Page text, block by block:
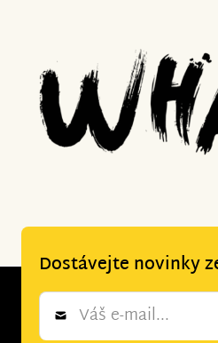
Dostávejte novinky
Newsletter